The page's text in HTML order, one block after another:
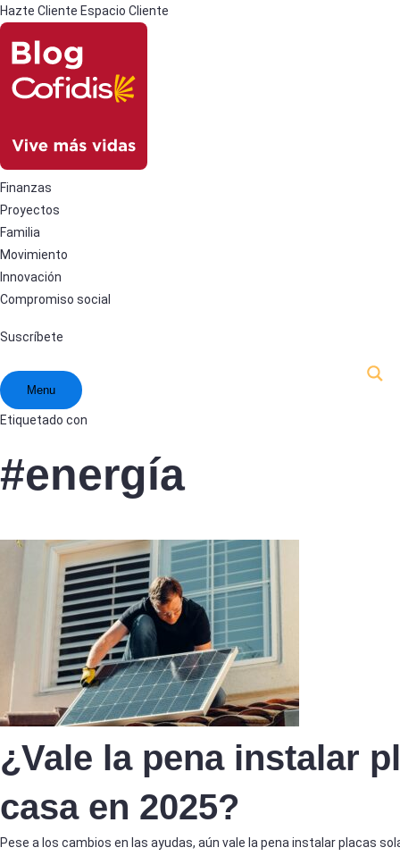
Hazte Cliente Espacio Cliente
Finanzas
Proyectos
Familia
Movimiento
Innovación
Compromiso social
Suscríbete
Menu
Etiquetado con
#energía
¿Vale la pena instalar
casa en 2025?
Pese a los cambios en las ayudas, aún vale la pena instalar placas